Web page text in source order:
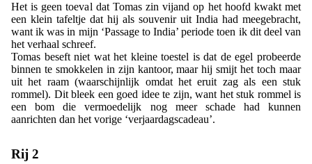
Het is geen toeval dat Tomas zin vijand op het hoofd kwakt met
een klein tafeltje dat hij als souvenir uit India had meegebracht,
want ik was in mijn ‘Passage to India’ periode toen ik dit deel van
het verhaal schreef.
Tomas beseft niet wat het kleine toestel is dat de egel probeerde
binnen te smokkelen in zijn kantoor, maar hij smijt het toch maar
uit het raam (waarschijnlijk omdat het eruit zag als een stuk
rommel). Dit bleek een goed idee te zijn, want het stuk rommel is
een bom die vermoedelijk nog meer schade had kunnen
aanrichten dan het vorige ‘verjaardagscadeau’.
Rij 2